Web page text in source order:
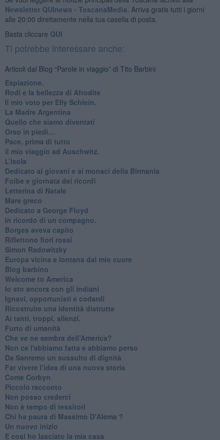
Newsletter QUInews - ToscanaMedia. Arriva gratis tutti i giorni
alle 20:00 direttamente nella tua casella di posta.
Basta cliccare QUI
Ti potrebbe interessare anche:
Articoli dal Blog “Parole in viaggio” di Tito Barbini
Espiazione.
Rodi e la bellezza di Afrodite
​Il mio voto per Elly Schlein.
​La Madre Argentina
Quello che siamo diventati
Orso in piedi…
​Pace, prima di tutto
​il mio viaggio ad Auschwitz.
​L’isola
Dedicato ai giovani e ai monaci della Birmania
​Foibe e giornata dei ricordi
Letterina di Natale
Mare greco
​Dedicato a George Floyd
​In ricordo di un compagno.
Borges aveva capito
Riflettono fiori rossi
Simon Radowitzky
Europa vicina e lontana dal mio cuore
Blog barbino
Welcome to America
​Io sto ancora con gli indiani
​Ignavi, opportunisti e codardi
Ricostruire una identità distrutta
Ai tanti, troppi, silenzi.
​Furto di umanità
​Che ve ne sembra dell’America?
Non ce l'abbiamo fatta e abbiamo perso
​Da Sanremo un sussulto di dignità
Far vivere l’idea di una nuova storia
Come Corbyn
Piccolo racconto
Non posso crederci
Non è tempo di tessitori
Chi ha paura di Massimo D'Alema ?
Un nuovo inizio
​E cosi ho lasciato la mia casa